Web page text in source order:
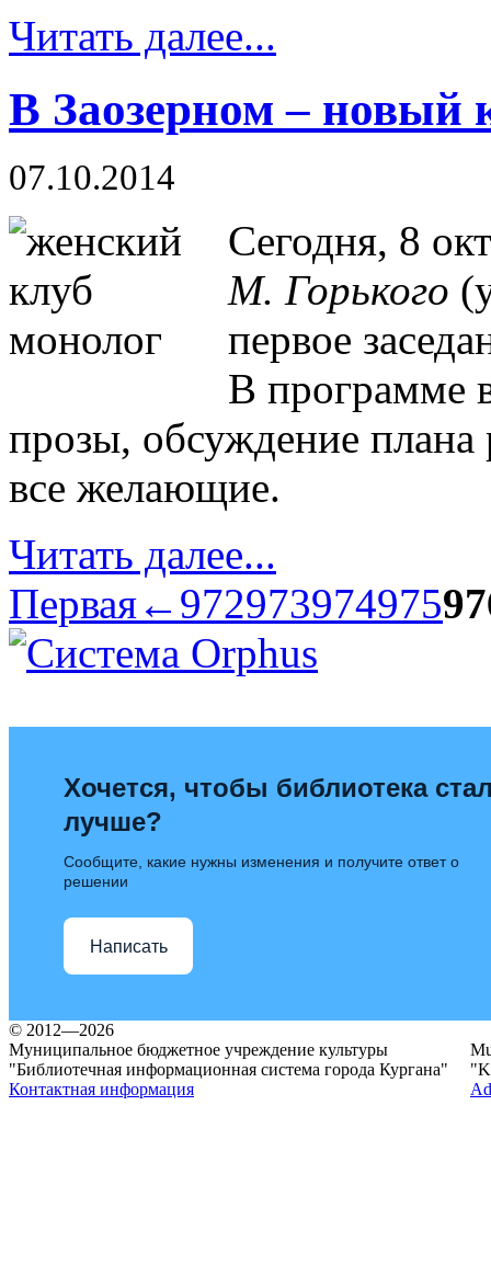
Читать далее...
В Заозерном – новый
07.10.2014
Сегодня, 8
М. Горького
первое
В программе
прозы, обсуждение
все желающие.
Читать далее...
Первая← 972973974975
Хочется, чтобы библиотека
лучше?
Сообщите, какие нужны изменения и получите ответ о
решении
Написать
© 2012—2026
Муниципальное бюджетное учреждение культуры
"Библиотечная информационная система города Кургана"
Контактная информация